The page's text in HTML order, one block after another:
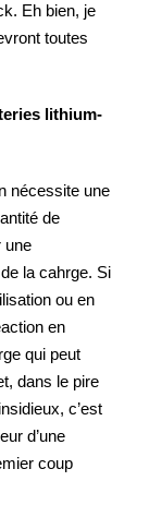
Eh bien, je
toutes
lithium-
nécessite une
de
une
la cahrge. Si
ou en
en
qui peut
dans le pire
c’est
d’une
coup